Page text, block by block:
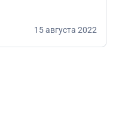
15 августа 2022